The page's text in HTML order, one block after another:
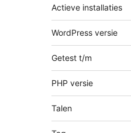
Actieve installaties
WordPress versie
Getest t/m
PHP versie
Talen